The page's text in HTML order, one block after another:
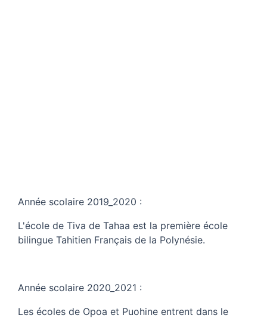
Année scolaire 2019_2020 :
L'école de Tiva de Tahaa est la première école
bilingue Tahitien Français de la Polynésie.
Année scolaire 2020_2021 :
Les écoles de Opoa et Puohine entrent dans le